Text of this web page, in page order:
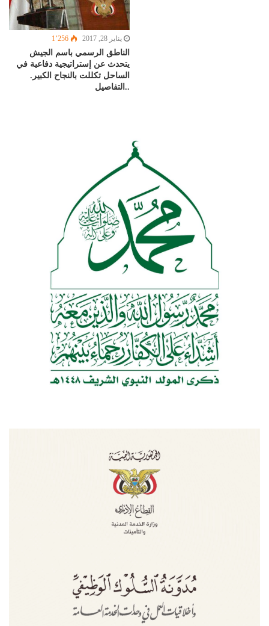
يناير 28, 2017 1٬256
الناطق الرسمي باسم الجيش
يتحدث عن إستراتيجية دفاعية في
الساحل تكللت بالنجاح الكبير.
..التفاصيل